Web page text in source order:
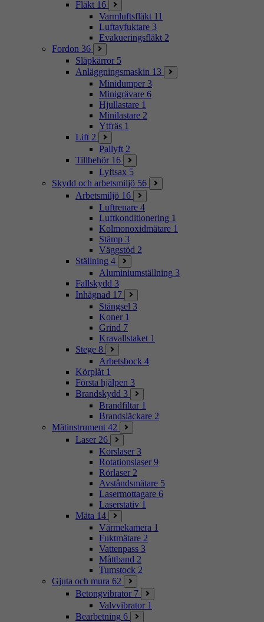
Fläkt 16
Varmluftsfläkt 11
Luftavfuktare 3
Evakueringsfläkt 2
Fordon 36
Släpkärror 5
Anläggningsmaskin 13
Minidumper 3
Minigrävare 6
Hjullastare 1
Minilastare 2
Ytfräs 1
Lift 2
Pallyft 2
Tillbehör 16
Lyftsax 5
Skydd och arbetsmiljö 56
Arbetsmiljö 16
Luftrenare 4
Luftkonditionering 1
Kolmonoxidmätare 1
Stämp 3
Väggstöd 2
Ställning 4
Aluminiumställning 3
Fallskydd 3
Inhägnad 17
Stängsel 3
Koner 1
Grind 7
Kravallstaket 1
Stege 8
Arbetsbock 4
Körplåt 1
Första hjälpen 3
Brandskydd 3
Brandfiltar 1
Brandsläckare 2
Mätinstrument 42
Laser 26
Korslaser 3
Rotationslaser 9
Rörlaser 2
Avståndsmätare 5
Lasermottagare 6
Laserstativ 1
Mäta 14
Värmekamera 1
Fuktmätare 2
Vattenpass 3
Måttband 2
Tumstock 2
Gjuta och mura 62
Betongvibrator 7
Valvvibrator 1
Bearbetning 6